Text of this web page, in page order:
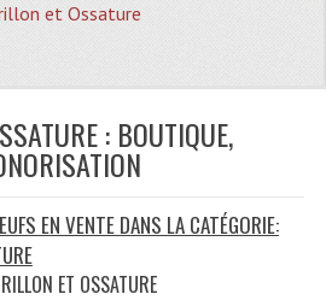
Quoi De Neuf?
Acces, Horaires.
De Matériel
D´occasion
Avancée
et Ossature
: BOUTIQUE,
EN VENTE DANS LA CATÉGORIE:
ET OSSATURE